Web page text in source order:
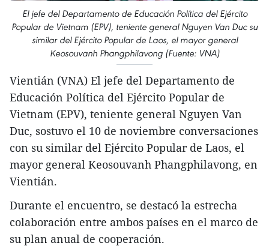
El jefe del Departamento de Educación Política del Ejército
Popular de Vietnam (EPV), teniente general Nguyen Van Duc su
similar del Ejército Popular de Laos, el mayor general
Keosouvanh Phangphilavong (Fuente: VNA)
Vientián (VNA) El jefe del Departamento de
Educación Política del Ejército Popular de
Vietnam (EPV), teniente general Nguyen Van
Duc, sostuvo el 10 de noviembre conversaciones
con su similar del Ejército Popular de Laos, el
mayor general Keosouvanh Phangphilavong, en
Vientián.
Durante el encuentro, se destacó la estrecha
colaboración entre ambos países en el marco de
su plan anual de cooperación.